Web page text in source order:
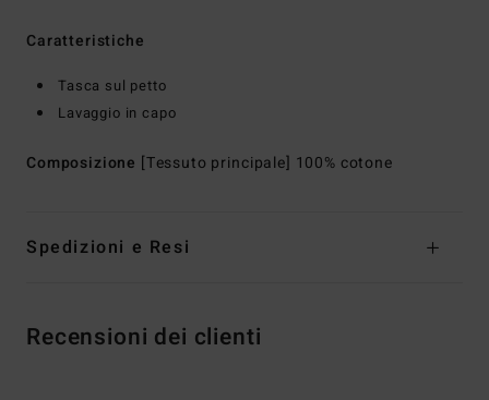
Caratteristiche
Tasca sul petto
Lavaggio in capo
Composizione [Tessuto principale] 100% cotone
Spedizioni e Resi
Recensioni dei clienti